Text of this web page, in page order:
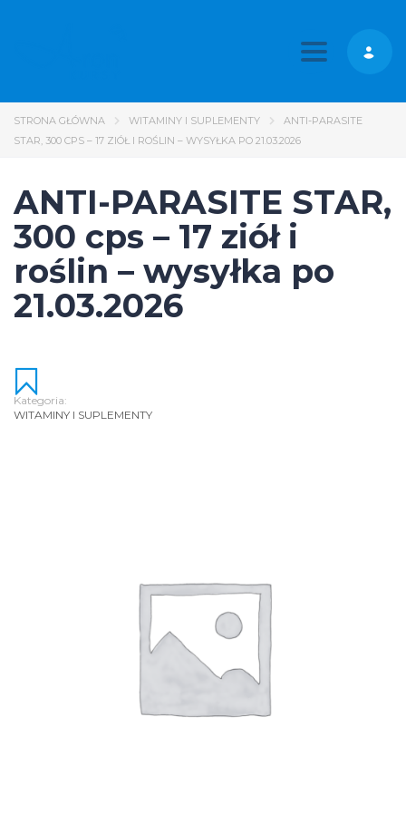
Toggle
STRONA GŁÓWNA WITAMINY I SUPLEMENTY
ANTI-PARASITE
STAR, 300 CPS – 17 ZIÓŁ I ROŚLIN – WYSYŁKA PO 21.03.2026
ANTI-PARASITE STAR,
300 cps – 17 ziół i
roślin – wysyłka po
21.03.2026
Kategoria:
WITAMINY I SUPLEMENTY